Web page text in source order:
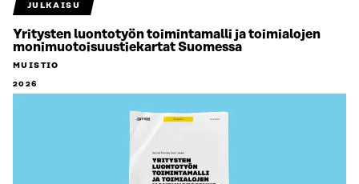
JULKAISU
Yritysten luontotyön toimintamalli ja toimialojen
monimuotoisuustiekartat Suomessa
MUISTIO
2026